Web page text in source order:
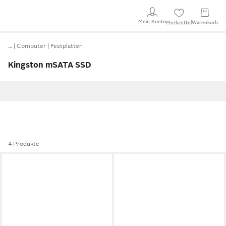
Mein KontoMerkzettel Warenkorb
… Computer Festplatten
Kingston mSATA SSD
4 Produkte